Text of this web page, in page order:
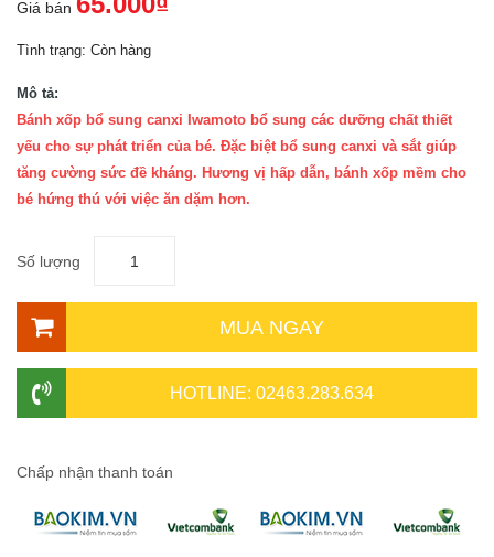
Giá bán
Tình trạng: Còn hàng
Mô tả:
Bánh xốp bổ sung canxi Iwamoto bổ sung các dưỡng chất thiết
yếu cho sự phát triển của bé. Đặc biệt bổ sung canxi và sắt giúp
tăng cường sức đề kháng. Hương vị hấp dẫn, bánh xốp mềm cho
bé hứng thú với việc ăn dặm hơn.
Số lượng
MUA NGAY
HOTLINE: 02463.283.634
Chấp nhận thanh toán